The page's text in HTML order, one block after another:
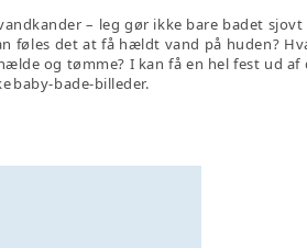
– leg gør ikke bare badet
føles det at få hældt vand på huden?
og tømme? I kan få en hel fest ud af
baby-bade-billeder.